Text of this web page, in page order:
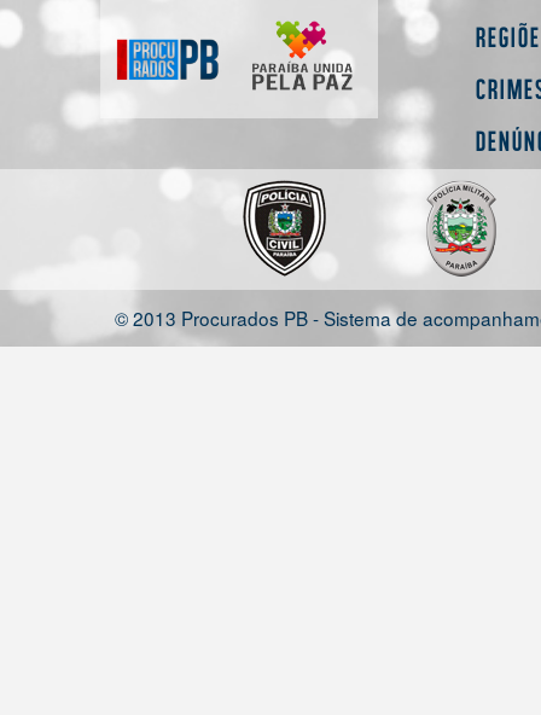
© 2013 Procurados PB - Sistema de